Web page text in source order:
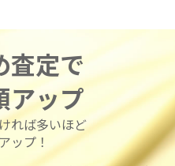
査定で
アップ
れば多いほど
ップ！